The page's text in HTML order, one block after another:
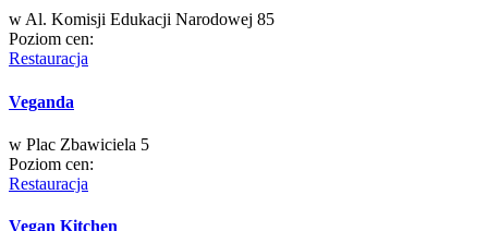
wAl. Komisji Edukacji Narodowej 85
Poziom cen:
Restauracja
Veganda
w Plac Zbawiciela 5
Poziom cen:
Restauracja
Vegan Kitchen